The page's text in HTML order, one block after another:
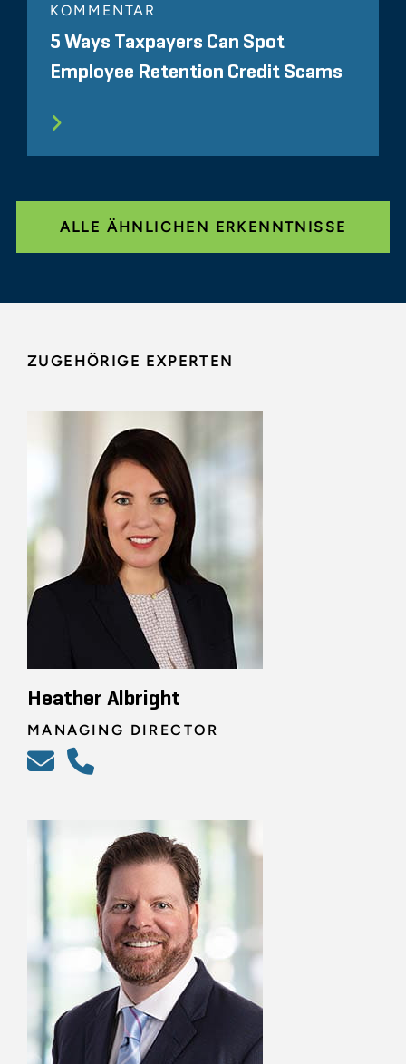
KOMMENTAR
5 Ways Taxpayers Can Spot
Employee Retention Credit Scams
ALLE ÄHNLICHEN ERKENNTNISSE
ZUGEHÖRIGE EXPERTEN
Heather Albright
MANAGING DIRECTOR